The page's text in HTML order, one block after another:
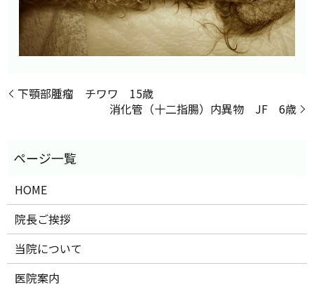
下顎部腫瘤 チワワ 15歳
消化管（十二指腸）内異物 JF 6歳
HOME
院長ご挨拶
当院について
医院案内